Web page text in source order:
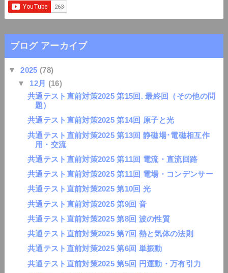
ブログ アーカイブ
▼2025 (78)
▼ 12月 (16)
共通テスト直前対策2025 第15回. 最終回（その他の問
題）
共通テスト直前対策2025 第14回 原子と光
共通テスト直前対策2025 第13回 静磁場･電磁相互作
用・交流
共通テスト直前対策2025 第11回 電流・直流回路
共通テスト直前対策2025 第11回 電場・コンデンサー
共通テスト直前対策2025 第10回 光
共通テスト直前対策2025 第9回 音
共通テスト直前対策2025 第8回 波の性質
共通テスト直前対策2025 第7回 熱と気体の法則
共通テスト直前対策2025 第6回 単振動
共通テスト直前対策2025 第5回 円運動・万有引力